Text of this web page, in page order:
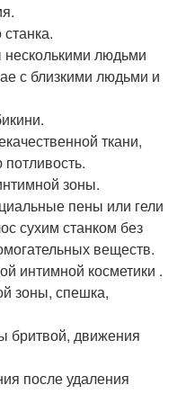
людьми
с близкими людьми и
ткани,
зоны.
пены или гели
сухим станком без
веществ.
интимной косметики .
зоны, спешка,
бритвой, движения
после удаления